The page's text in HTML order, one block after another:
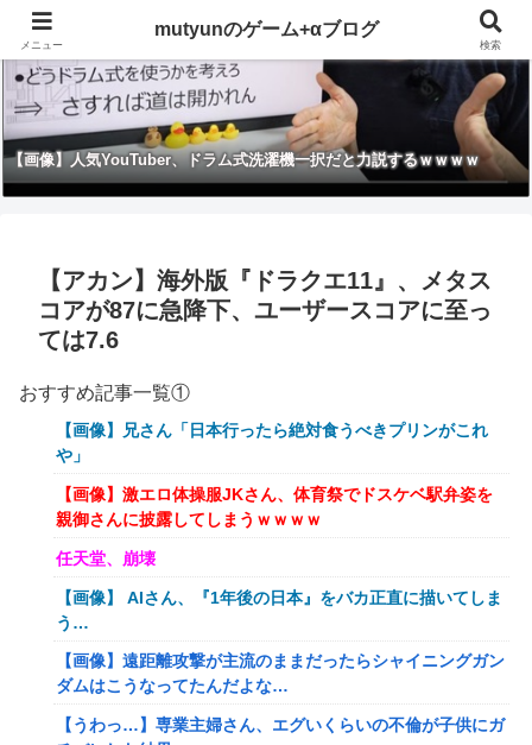
【画像】人気YouTuber、ドラム式洗濯機一択だと力説するｗｗｗｗ
【アカン】海外版『ドラクエ11』、メタス
コアが87に急降下、ユーザースコアに至っ
ては7.6
おすすめ記事一覧①
【画像】兄さん「日本行ったら絶対食うべきプリンがこれ
や」
【画像】激エロ体操服JKさん、体育祭でドスケベ駅弁姿を
親御さんに披露してしまうｗｗｗｗ
任天堂、崩壊
【画像】 AIさん、『1年後の日本』をバカ正直に描いてしま
う…
【画像】遠距離攻撃が主流のままだったらシャイニングガン
ダムはこうなってたんだよな…
【うわっ…】専業主婦さん、エグいくらいの不倫が子供にガ
メニュー
mutyunのゲーム+αブログ
検索